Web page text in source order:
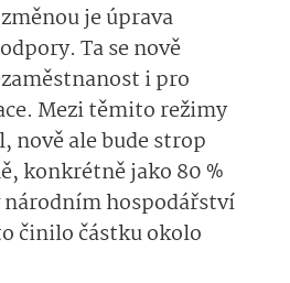
je úprava
Ta se nově
i pro
Mezi těmito režimy
nově ale bude strop
konkrétně jako 80 %
hospodářství
činilo částku okolo